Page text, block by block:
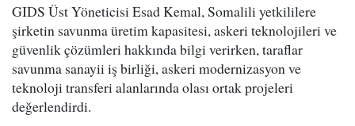
GIDS Üst Yöneticisi Esad Kemal, Somalili yetkililere
şirketin savunma üretim kapasitesi, askeri teknolojileri ve
güvenlik çözümleri hakkında bilgi verirken, taraflar
savunma sanayii iş birliği, askeri modernizasyon ve
teknoloji transferi alanlarında olası ortak projeleri
değerlendirdi.